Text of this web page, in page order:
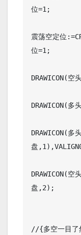
位=1;
震荡空定位
位=1;
DRAWICON(
DRAWICON(
DRAWICON(
盘
DRAWICON(
盘,2);